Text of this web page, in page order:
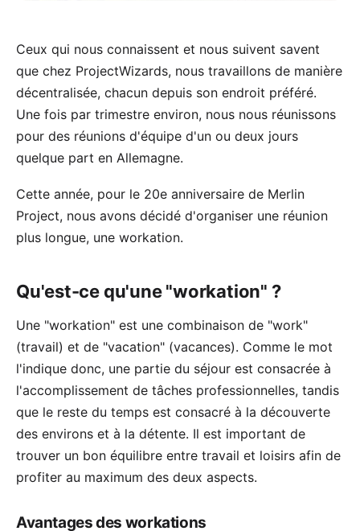
Ceux qui nous connaissent et nous suivent savent
que chez ProjectWizards, nous travaillons de manière
décentralisée, chacun depuis son endroit préféré.
Une fois par trimestre environ, nous nous réunissons
pour des réunions d'équipe d'un ou deux jours
quelque part en Allemagne.
Cette année, pour le 20e anniversaire de Merlin
Project, nous avons décidé d'organiser une réunion
plus longue, une workation.
Qu'est-ce qu'une "workation" ?
Une "workation" est une combinaison de "work"
(travail) et de "vacation" (vacances). Comme le mot
l'indique donc, une partie du séjour est consacrée à
l'accomplissement de tâches professionnelles, tandis
que le reste du temps est consacré à la découverte
des environs et à la détente. Il est important de
trouver un bon équilibre entre travail et loisirs afin de
profiter au maximum des deux aspects.
Avantages des workations